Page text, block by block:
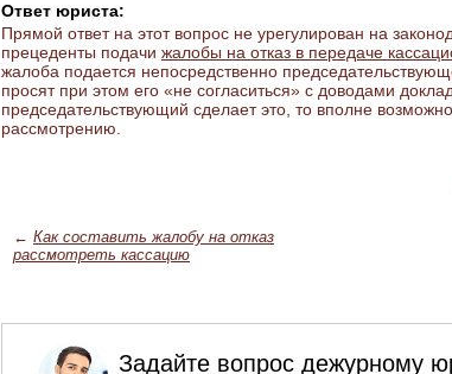
Ответ юриста:
Прямой ответ на этот вопрос не урегулирован на
прецеденты подачи жалобы на отказ в передаче
жалоба подается непосредственно
просят при этом его «не согласиться» с доводами
председательствующий сделает это, то вполне
рассмотрению.
← Как составить жалобу на отказ
рассмотреть кассацию
Задайте вопрос дежурному